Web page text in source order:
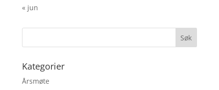
« jun
Kategorier
Årsmøte